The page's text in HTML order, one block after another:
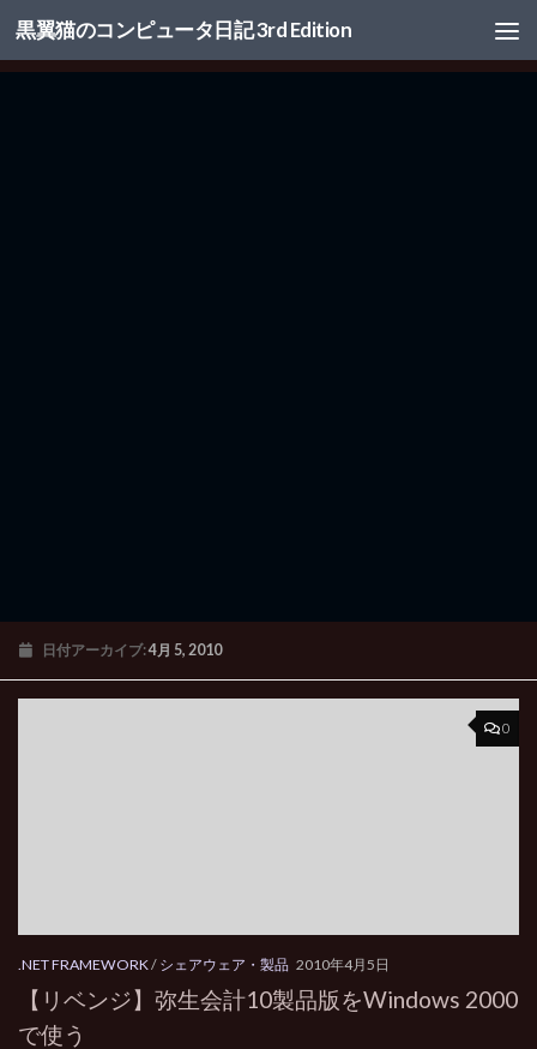
コンテンツへスキップ
黒翼猫のコンピュータ日記 3rd Edition
日付アーカイブ:4月 5, 2010
0
.NET FRAMEWORK/ シェアウェア・製品 2010年4月5日
【リベンジ】弥生会計10製品版をWindows 2000
で使う